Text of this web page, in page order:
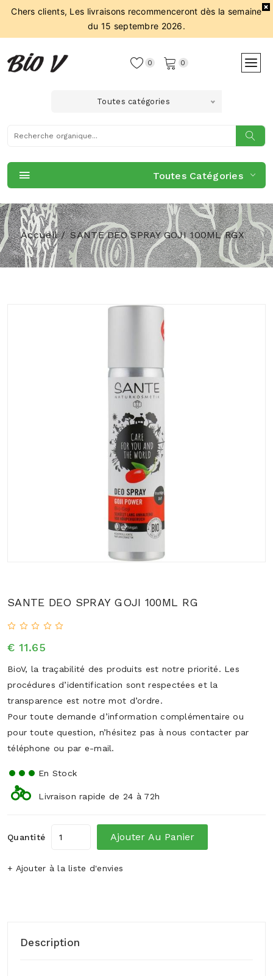
Chers clients, Les livraisons recommenceront dès la semaine
du 15 septembre 2026.
0 0
Toutes catégories
Toutes Catégories
Accueil SANTE DEO SPRAY GOJI 100ML RGX
SANTE DEO SPRAY GOJI 100ML RG
€ 11.65
BioV, la traçabilité des produits est notre priorité. Les
procédures d’identification sont respectées et la
transparence est notre mot d’ordre.
Pour toute demande d’information complémentaire ou
pour toute question, n’hésitez pas à nous contacter par
téléphone ou par e-mail.
En Stock
Livraison rapide de 24 à 72h
Quantité Ajouter Au Panier
+ Ajouter à la liste d'envies
Description